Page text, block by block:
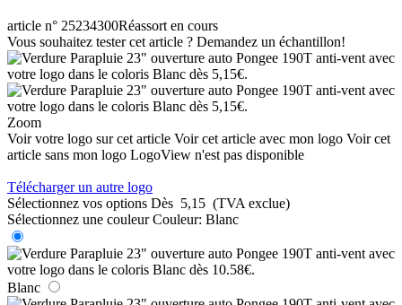
article n° 25234300Réassort en cours
Vous souhaitez tester cet article ? Demandez un échantillon!
Zoom
Voir votre logo sur cet article Voir cet article avec mon logo Voir cet
article sans mon logo LogoView n'est pas disponible
Télécharger un autre logo
Sélectionnez vos options Dès 5,15 (TVA exclue)
Sélectionnez une couleur Couleur: Blanc
Blanc